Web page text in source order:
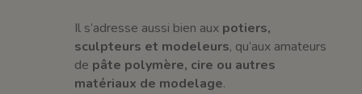
Il s’adresse aussi bien aux potiers,
sculpteurs et modeleurs, qu’aux amateurs
de pâte polymère, cire ou autres
matériaux de modelage.